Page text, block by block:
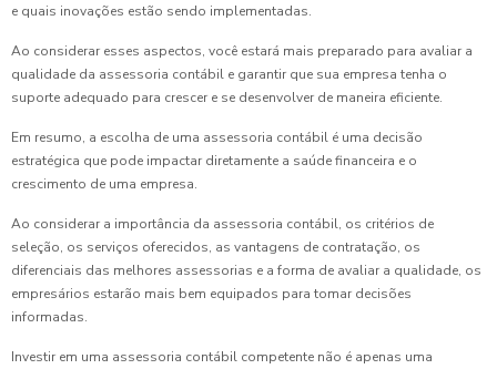
e quais inovações estão sendo implementadas.
Ao considerar esses aspectos, você estará mais preparado para avaliar a
qualidade da assessoria contábil e garantir que sua empresa tenha o
suporte adequado para crescer e se desenvolver de maneira eficiente.
Em resumo, a escolha de uma assessoria contábil é uma decisão
estratégica que pode impactar diretamente a saúde financeira e o
crescimento de uma empresa.
Ao considerar a importância da assessoria contábil, os critérios de
seleção, os serviços oferecidos, as vantagens de contratação, os
diferenciais das melhores assessorias e a forma de avaliar a qualidade, os
empresários estarão mais bem equipados para tomar decisões
informadas.
Investir em uma assessoria contábil competente não é apenas uma